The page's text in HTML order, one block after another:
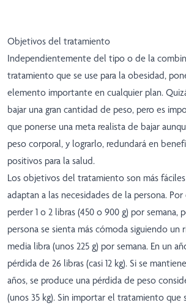
Objetivos del tratamiento
Independientemente del tipo o de la
tratamiento que se use para la obesidad,
elemento importante en cualquier plan.
bajar una gran cantidad de peso, pero es
que ponerse una meta realista de bajar
peso corporal, y lograrlo, redundará en
positivos para la salud.
Los objetivos del tratamiento son más
adaptan a las necesidades de la persona.
perder 1 o 2 libras (450 o 900 g) por semana,
persona se sienta más cómoda siguiendo
media libra (unos 225 g) por semana. En un
pérdida de 26 libras (casi 12 kg). Si se
años, se produce una pérdida de peso
(unos 35 kg). Sin importar el tratamiento que